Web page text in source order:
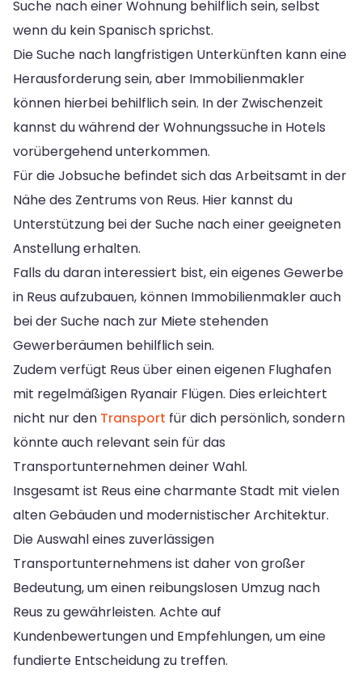
Suche nach einer Wohnung behilflich sein, selbst
wenn du kein Spanisch sprichst.
Die Suche nach langfristigen Unterkünften kann eine
Herausforderung sein, aber Immobilienmakler
können hierbei behilflich sein. In der Zwischenzeit
kannst du während der Wohnungssuche in Hotels
vorübergehend unterkommen.
Für die Jobsuche befindet sich das Arbeitsamt in der
Nähe des Zentrums von Reus. Hier kannst du
Unterstützung bei der Suche nach einer geeigneten
Anstellung erhalten.
Falls du daran interessiert bist, ein eigenes Gewerbe
in Reus aufzubauen, können Immobilienmakler auch
bei der Suche nach zur Miete stehenden
Gewerberäumen behilflich sein.
Zudem verfügt Reus über einen eigenen Flughafen
mit regelmäßigen Ryanair Flügen. Dies erleichtert
nicht nur den Transport für dich persönlich, sondern
könnte auch relevant sein für das
Transportunternehmen deiner Wahl.
Insgesamt ist Reus eine charmante Stadt mit vielen
alten Gebäuden und modernistischer Architektur.
Die Auswahl eines zuverlässigen
Transportunternehmens ist daher von großer
Bedeutung, um einen reibungslosen Umzug nach
Reus zu gewährleisten. Achte auf
Kundenbewertungen und Empfehlungen, um eine
fundierte Entscheidung zu treffen.